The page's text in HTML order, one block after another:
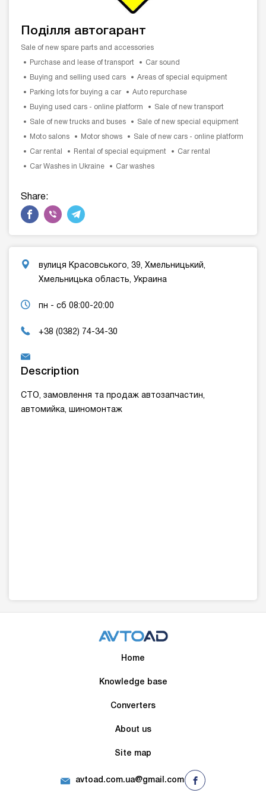
Поділля автогарант
Sale of new spare parts and accessories
Purchase and lease of transport Car sound
Buying and selling used cars Areas of special equipment
Parking lots for buying a car Auto repurchase
Buying used cars - online platform Sale of new transport
Sale of new trucks and buses Sale of new special equipment
Moto salons Motor shows Sale of new cars - online platform
Car rental Rental of special equipment Car rental
Car Washes in Ukraine Car washes
Share:
вулиця Красовського, 39, Хмельницький,
Хмельницька область, Украина
пн - сб 08:00-20:00
+38 (0382) 74-34-30
Description
СТО, замовлення та продаж автозапчастин,
автомийка, шиномонтаж
Home
Knowledge base
Converters
About us
Site map
avtoad.com.ua@gmail.com